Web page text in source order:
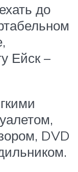
до
Ейск –
DVD